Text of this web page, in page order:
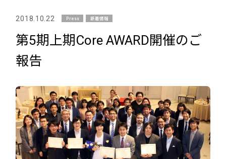
2018.10.22 Press 新着情報
第5期上期Core AWARD開催のご
報告